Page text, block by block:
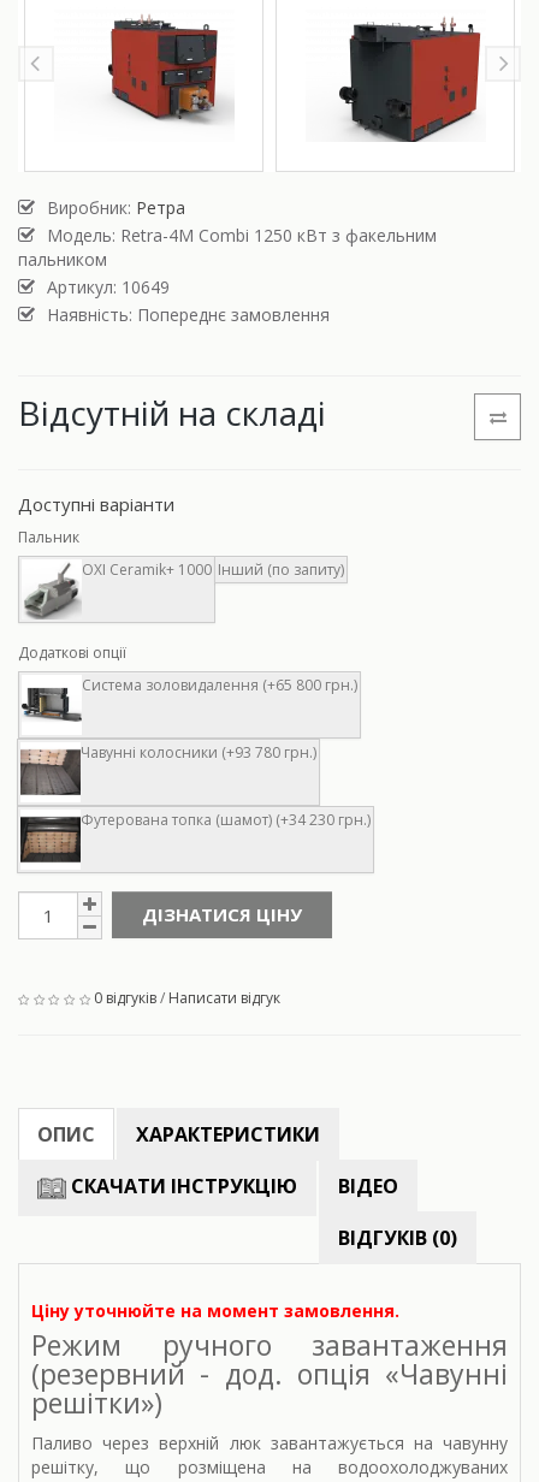
Виробник: Ретра
Модель: Retra-4М Combi 1250 кВт з факельним
пальником
Артикул: 10649
Наявність: Попереднє замовлення
Відсутній на складі
Доступні варіанти
Пальник
OXI Ceramik+ 1000 Інший (по запиту)
Додаткові опції
Система золовидалення (+65 800 грн.)
Чавунні колосники (+93 780 грн.)
Футерована топка (шамот) (+34 230 грн.)
ДІЗНАТИСЯ ЦІНУ
0 відгуків/ Написати відгук
ОПИС
ХАРАКТЕРИСТИКИ
СКАЧАТИ ІНСТРУКЦІЮ
ВІДЕО
ВІДГУКІВ (0)
Ціну уточнюйте на момент замовлення.
Режим ручного завантаження
(резервний - дод. опція «Чавунні
решітки»)
Паливо через верхній люк завантажується на чавунну
решітку, що розміщена на водоохолоджуваних